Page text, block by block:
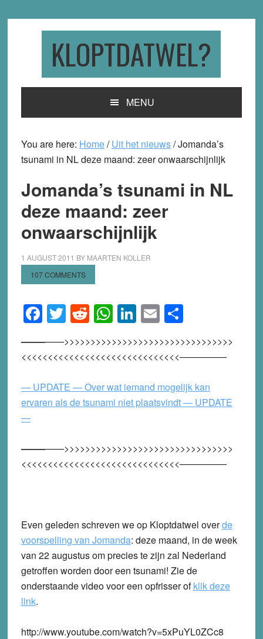
KLOPTDATWEL?
MENU
You are here: Home/ Uit het nieuws/Jomanda’s
tsunami in NL deze maand: zeer onwaarschijnlijk
Jomanda’s tsunami in NL
deze maand: zeer
onwaarschijnlijk
1 AUGUST 2011 BY MAARTEN KOLLER
107 COMMENTS
Facebook
Twitter
Reddit
WhatsApp
LinkedIn
EmailShare
——–——>>>>>>>>>>>>>>>>>>>>>>>>>>>>>>>>
<<<<<<<<<<<<<<<<<<<<<<<<<<<<<<—————
— UPDATE — Over wat iemand mogelijk kan
ervaren als de tsunami niet plaatsvindt — UPDATE
—
——–——>>>>>>>>>>>>>>>>>>>>>>>>>>>>>>>>
<<<<<<<<<<<<<<<<<<<<<<<<<<<<<<—————
Even geleden schreven we op Kloptdatwel overde
voorspelling van Jomanda: deze maand, in de week
van 22 augustus om precies te zijn zal Nederland
getroffen worden door een tsunami! Zie de
onderstaande video voor een opfrisser ofklik deze
link.
http://www.youtube.com/watch?v=5xPuYL0ZCc8